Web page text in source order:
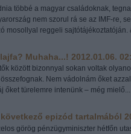
többé a magyar családoknak,
nem szorul rá se az IMF-re,
mosollyal reggeli sajtótájékoztatóján.
Muhaha...! 2012.01.06.
között bizonnyal sokan voltak
Nem vádolnám őket
őket türelemre intenünk – még mielő...
epizód tartalmából
görög pénzügyminiszter hétfőn